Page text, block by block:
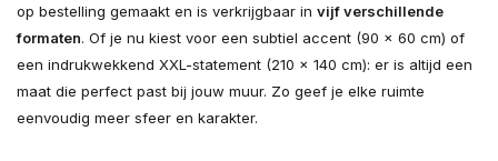
op bestelling gemaakt en is verkrijgbaar in vijf verschillende
formaten. Of je nu kiest voor een subtiel accent (90 × 60 cm) of
een indrukwekkend XXL-statement (210 × 140 cm): er is altijd een
maat die perfect past bij jouw muur. Zo geef je elke ruimte
eenvoudig meer sfeer en karakter.